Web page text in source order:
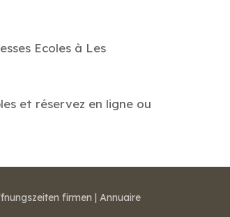
Ecoles à Les
et réservez en ligne ou
firmen | Annuaire